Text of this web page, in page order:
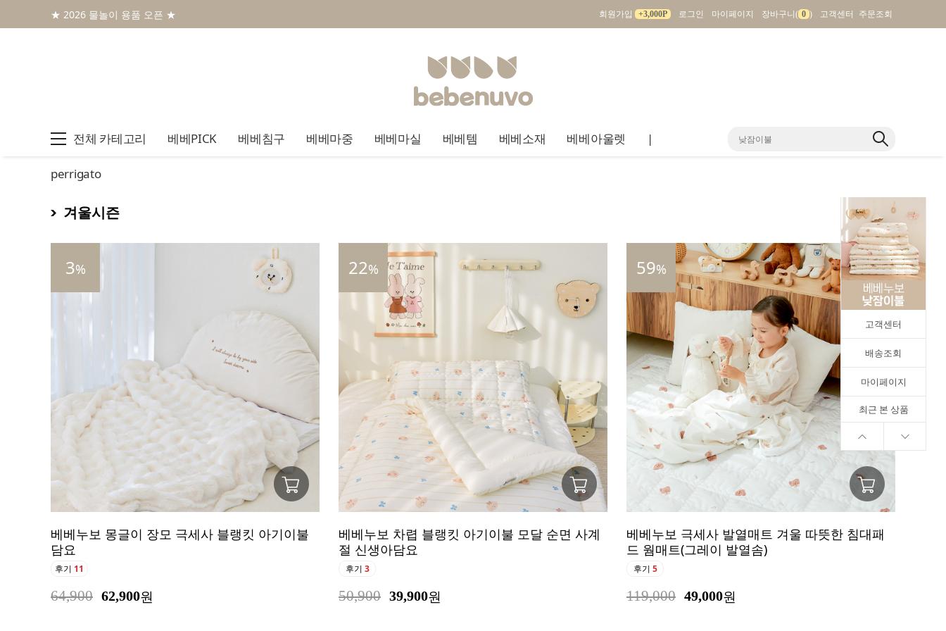
★ 2026 물놀이 용품 오픈 ★ 회원가입 +3,000P 로그인 마이페이지 장바구니( 0 ) 고객센터 주문조회
전체 카테고리 베베PICK 베베침구 베베마중 베베마실 베베템 베베소재 베베아울렛 |
perrigato
고객센터
배송조회
마이페이지
최근 본 상품
겨울시즌
3%
베베누보 몽글이 장모 극세사 블랭킷 아기이불
담요
후기 11
64,900 62,900원
22%
베베누보 차렵 블랭킷 아기이불 모달 순면 사계
절 신생아담요
후기 3
50,900 39,900원
59%
베베누보 극세사 발열매트 겨울 따뜻한 침대패
드 웜매트(그레이 발열솜)
후기 5
119,000 49,000원